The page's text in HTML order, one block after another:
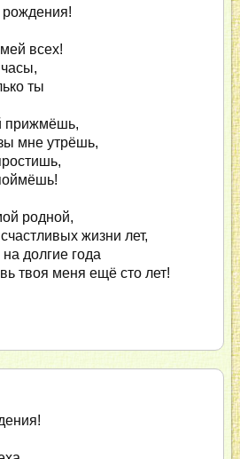
всех!
ты
прижмёшь,
мне утрёшь,
родной,
жизни лет,
долгие года
твоя меня ещё сто лет!